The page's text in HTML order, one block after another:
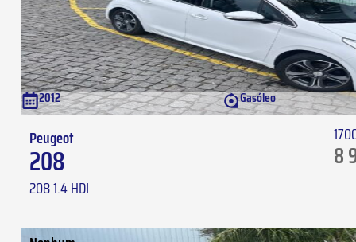
2012 Gasóleo
Peugeot
208
208 1.4 HDI
8